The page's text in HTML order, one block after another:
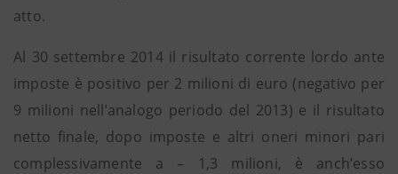
atto.
Al 30 settembre 2014 il risultato corrente lordo ante
imposte è positivo per 2 milioni di euro (negativo per
9 milioni nell’analogo periodo del 2013) e il risultato
netto finale, dopo imposte e altri oneri minori pari
complessivamente a – 1,3 milioni, è anch’esso